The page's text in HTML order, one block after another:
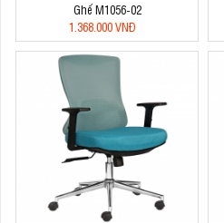
Ghế M1056-02
1.368.000 VNĐ